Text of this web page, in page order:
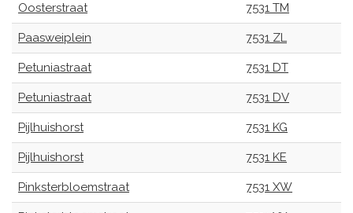
Oosterstraat 7531 TM
Paasweiplein 7531 ZL
Petuniastraat 7531 DT
Petuniastraat 7531 DV
Pijlhuishorst 7531 KG
Pijlhuishorst 7531 KE
Pinksterbloemstraat 7531 XW